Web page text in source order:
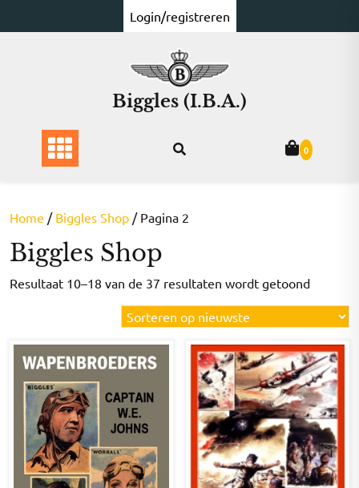
naar
Login/registreren
Biggles (I.B.A.)
0
Home / Biggles Shop / Pagina 2
Biggles Shop
Resultaat 10–18 van de 37 resultaten wordt getoond
op